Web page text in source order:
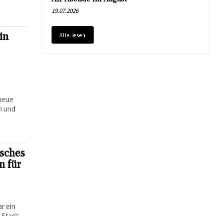
und
für
ein
19.07.2026
Alle lesen